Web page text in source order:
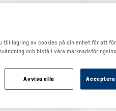
till lagring av cookies på din enhet för att
och bistå i våra
Avvisa alla